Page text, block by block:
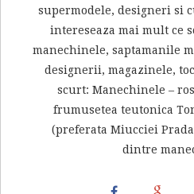
supermodele, designeri si
intereseaza mai mult ce
manechinele, saptamanile
designerii, magazinele,
scurt: Manechinele –
frumusetea teutonica
(preferata Miucciei
dintre